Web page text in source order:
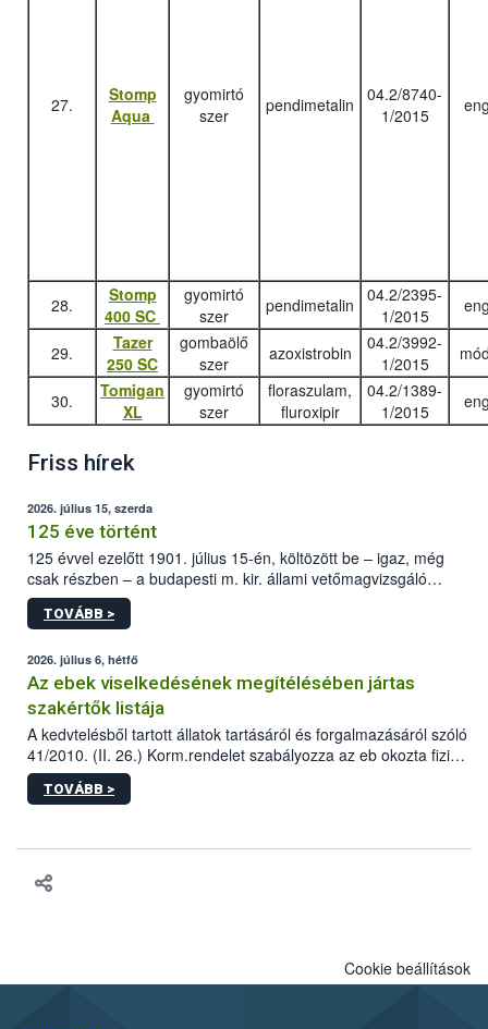
27.
Stomp
Aqua
gyomirtó
szer
pendimetalin
04.2/8740-
1/2015
28.
Stomp
400 SC
gyomirtó
szer
pendimetalin
04.2/2395-
1/2015
29.
Tazer
250 SC
gombaölő
szer
azoxistrobin
04.2/3992-
1/2015
30.
Tomigan
XL
gyomirtó
szer
floraszulam,
fluroxipir
04.2/1389-
1/2015
Friss hírek
2026. július 15, szerda
125 éve történt
125 évvel ezelőtt 1901. július 15-én, költözött be – igaz, még
csak részben – a budapesti m. kir. állami vetőmagvizsgáló
állomás a Kis Rókus utca 15. szám alatti, Czigler Győző által
tervezett új épületébe.
TOVÁBB >
2026. július 6, hétfő
Az ebek viselkedésének megítélésében jártas
szakértők listája
A kedvtelésből tartott állatok tartásáról és forgalmazásáról szóló
41/2010. (II. 26.) Korm.rendelet szabályozza az eb okozta fizikai
sérülés, illetve ennek veszélye keletkezésekor felmerülő
hatósági feladatokat, valamint a veszélyes eb tartását és annak
TOVÁBB >
Cookie beállítások